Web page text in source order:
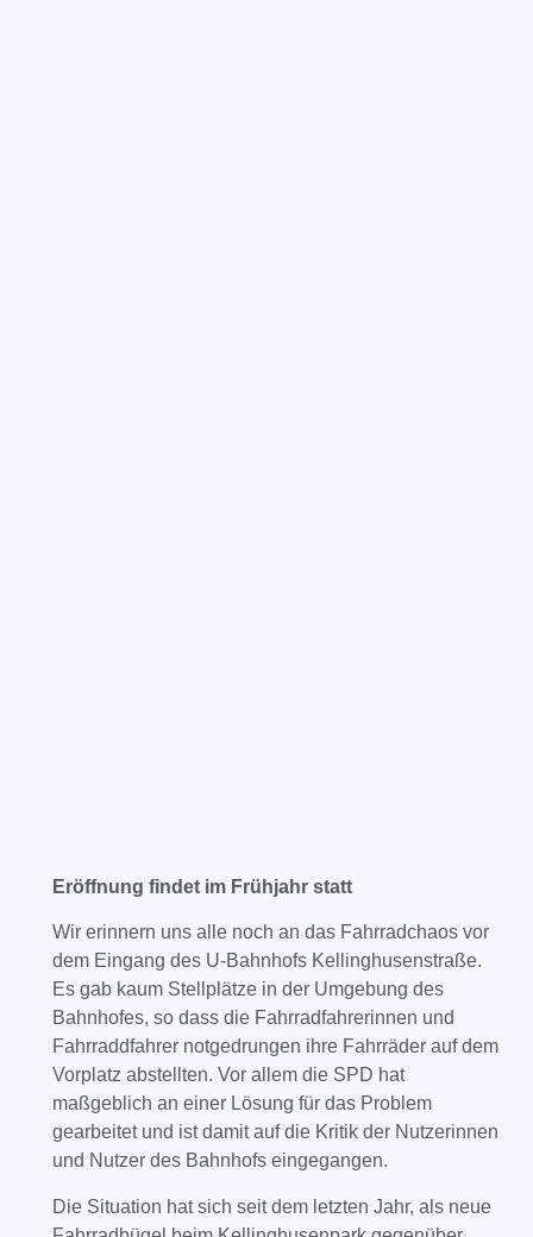
Eröffnung findet im Frühjahr statt
Wir erinnern uns alle noch an das Fahrradchaos vor
dem Eingang des U-Bahnhofs Kellinghusenstraße.
Es gab kaum Stellplätze in der Umgebung des
Bahnhofes, so dass die Fahrradfahrerinnen und
Fahrraddfahrer notgedrungen ihre Fahrräder auf dem
Vorplatz abstellten. Vor allem die SPD hat
maßgeblich an einer Lösung für das Problem
gearbeitet und ist damit auf die Kritik der Nutzerinnen
und Nutzer des Bahnhofs eingegangen.
Die Situation hat sich seit dem letzten Jahr, als neue